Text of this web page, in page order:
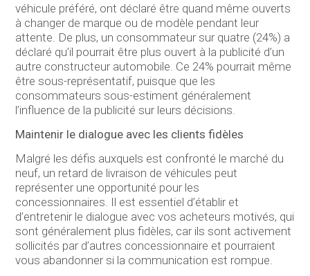
véhicule préféré, ont déclaré être quand même ouverts
à changer de marque ou de modèle pendant leur
attente. De plus, un consommateur sur quatre (24%) a
déclaré qu’il pourrait être plus ouvert à la publicité d’un
autre constructeur automobile. Ce 24% pourrait même
être sous-représentatif, puisque que les
consommateurs sous-estiment généralement
l’influence de la publicité sur leurs décisions.
Maintenir le dialogue avec les clients fidèles
Malgré les défis auxquels est confronté le marché du
neuf, un retard de livraison de véhicules peut
représenter une opportunité pour les
concessionnaires. Il est essentiel d’établir et
d’entretenir le dialogue avec vos acheteurs motivés, qui
sont généralement plus fidèles, car ils sont activement
sollicités par d’autres concessionnaire et pourraient
vous abandonner si la communication est rompue.